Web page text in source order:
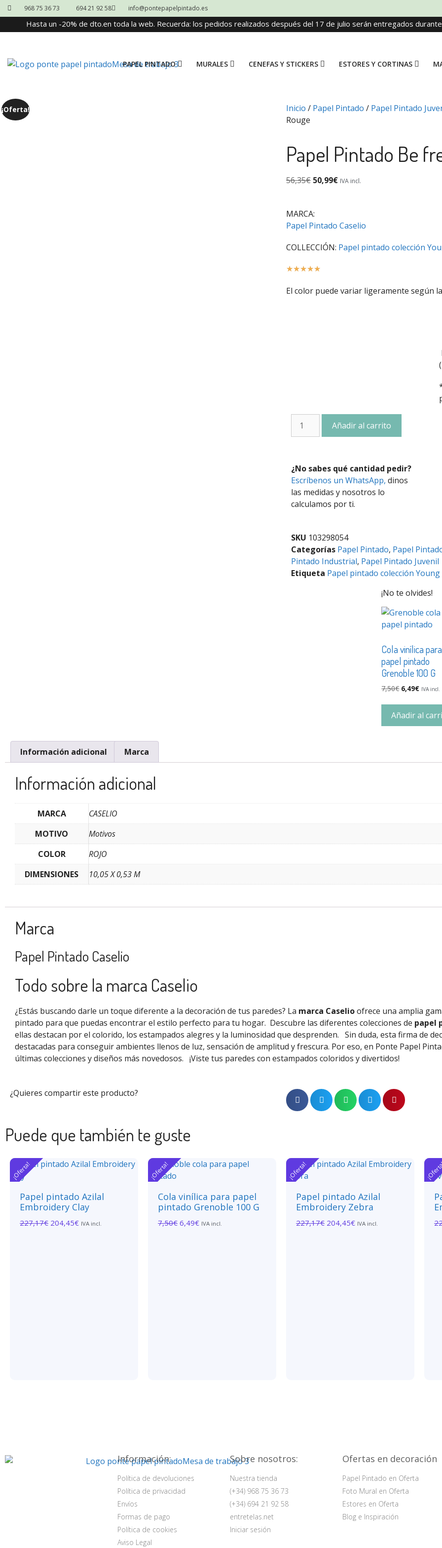
968 75 36 73 694 21 92 58 info@pontepapelpintado.es
Hasta un -20% de dto.en toda la web. Recuerda: los pedidos realizados después del 17 de julio serán entregados
PAPEL PINTADO MURALES CENEFAS Y STICKERS ESTORES Y CORTINAS
¡Oferta! Inicio / Papel Pintado / Papel Pintado
Rouge
Papel Pintado Be
56,35€ 50,99€ IVA incl.
MARCA:
Papel Pintado Caselio
COLLECCIÓN: Papel pintado colección
☆☆☆☆☆
El color puede variar ligeramente según
Añadir al carrito
¿No sabes qué cantidad pedir?
Escríbenos un WhatsApp, dinos
las medidas y nosotros lo
calculamos por ti.
SKU 103298054
Categorías Papel Pintado, Papel
Pintado Industrial, Papel Pintado Juvenil
Etiqueta Papel pintado colección
¡No te olvides!
Cola vinílica para
papel pintado
Grenoble 100 G
7,50€ 6,49€ IVA incl.
Añadir al
Información adicional Marca
Información adicional
MARCA
CASELIO
MOTIVO
Motivos
COLOR
ROJO
DIMENSIONES
10,05 X 0,53 M
Marca
Papel Pintado Caselio
Todo sobre la marca Caselio
¿Estás buscando darle un toque diferente a la decoración de tus paredes? La marca Caselioofrece una amplia
pintado para que puedas encontrar el estilo perfecto para tu hogar. Descubre las diferentes colecciones de papel
ellas destacan por el colorido, los estampados alegres y la luminosidad que desprenden. Sin duda, esta firma de
destacadas para conseguir ambientes llenos de luz, sensación de amplitud y frescura. Por eso, en Ponte Papel
últimas colecciones y diseños más novedosos. ¡Viste tus paredes con estampados coloridos y divertidos!
¿Quieres compartir este producto?
Puede que también te guste
¡Oferta!
Papel pintado Azilal
Embroidery Clay
227,17€ 204,45€ IVA incl.
¡Oferta!
Cola vinílica para papel
pintado Grenoble 100 G
7,50€ 6,49€ IVA incl.
¡Oferta!
Papel pintado Azilal
Embroidery Zebra
227,17€ 204,45€ IVA incl.
Información:
Política de devoluciones
Política de privacidad
Envíos
Formas de pago
Política de cookies
Aviso Legal
Sobre nosotros:
Nuestra tienda
(+34) 968 75 36 73
(+34) 694 21 92 58
entretelas.net
Iniciar sesión
Ofertas en decoración
Papel Pintado en Oferta
Foto Mural en Oferta
Estores en Oferta
Blog e Inspiración